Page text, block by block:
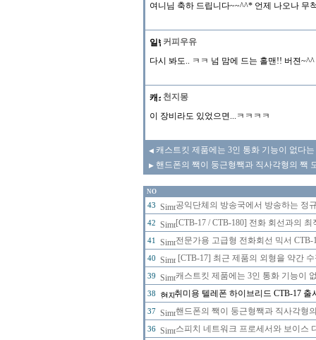
여니님 축하 드립니다~~^^* 언제 나오나 무
커피우유
다시 봐도.. ㅋㅋ 넘 맘에 드는 홀맨!! 버젼
천지몽
이 장비라도 있었으면...ㅋㅋㅋㅋ
◀ 캐스트킷 제품에는 3인 통화 기능이 없다
▶ 핸드폰의 짹이 둥근형짹과 직사각형의 짹
NO
43 공익단체의 방송국에서 방송하는 정
42 [CTB-17 / CTB-180] 전화 회선과의
41 전문가용 고급형 전화회선 믹서
40 [CTB-17] 최근 제품의 외형을 약간
39 캐스트킷 제품에는 3인 통화 기능이
38 취미용 텔레폰 하이브리드 CTB-17
37 핸드폰의 짹이 둥근형짹과 직사각형
36 스피치 네트워크 프로세서와 보이스